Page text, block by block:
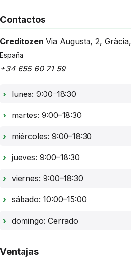
Contactos
Creditozen Via Augusta, 2, Gràcia,
España
+34 655 60 71 59
lunes: 9:00–18:30
martes: 9:00–18:30
miércoles: 9:00–18:30
jueves: 9:00–18:30
viernes: 9:00–18:30
sábado: 10:00–15:00
domingo: Cerrado
Ventajas